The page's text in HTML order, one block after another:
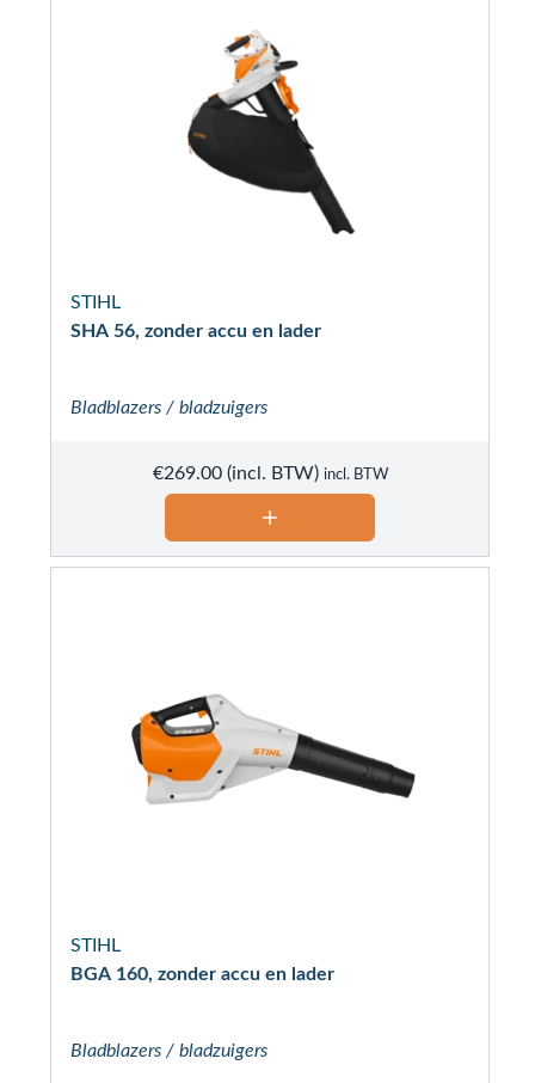
STIHL
SHA 56, zonder accu en lader
Bladblazers / bladzuigers
€269.00 incl. BTW
STIHL
BGA 160, zonder accu en lader
Bladblazers / bladzuigers